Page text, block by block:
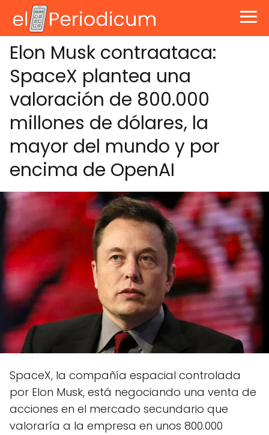
Elon Musk contraataca:
SpaceX plantea una
valoración de 800.000
millones de dólares, la
mayor del mundo y por
encima de OpenAI
SpaceX, la compañía espacial controlada
por Elon Musk, está negociando una venta de
acciones en el mercado secundario que
valoraría a la empresa en unos 800.000